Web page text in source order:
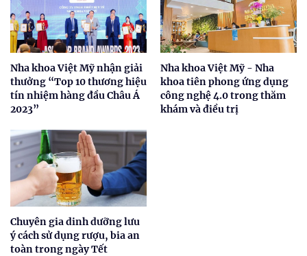
Nha khoa Việt Mỹ nhận giải
thưởng “Top 10 thương hiệu
tín nhiệm hàng đầu Châu Á
2023”
Nha khoa Việt Mỹ - Nha
khoa tiên phong ứng dụng
công nghệ 4.0 trong thăm
khám và điều trị
Chuyên gia dinh dưỡng lưu
ý cách sử dụng rượu, bia an
toàn trong ngày Tết